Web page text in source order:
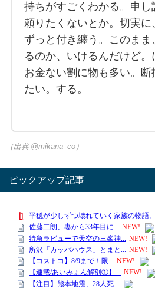
持ちがすごくわかる。申し
頼りたくないとか。切実
ずっと付き纏う。このまま
るのか、いけるんだけど。
お金ない割に物も多い。断
たい。する。
（出典 @mikana_co）
ピックアップ記事